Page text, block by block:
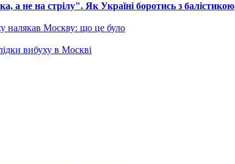
а не на стрілу". Як Україні боротись з балістикою
налякав Москву: що це було
вибуху в Москві